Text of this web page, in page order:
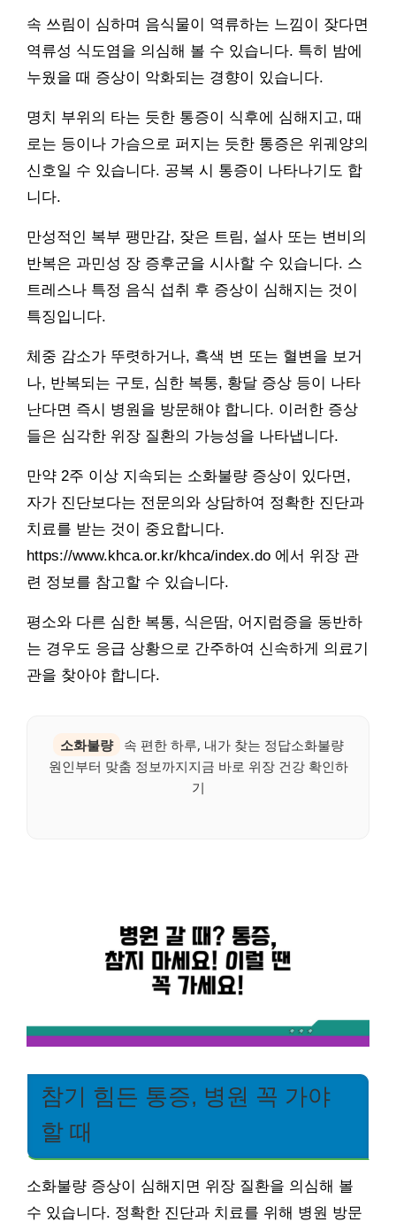
속 쓰림이 심하며 음식물이 역류하는 느낌이 잦다면
역류성 식도염을 의심해 볼 수 있습니다. 특히 밤에
누웠을 때 증상이 악화되는 경향이 있습니다.
명치 부위의 타는 듯한 통증이 식후에 심해지고, 때
로는 등이나 가슴으로 퍼지는 듯한 통증은 위궤양의
신호일 수 있습니다. 공복 시 통증이 나타나기도 합
니다.
만성적인 복부 팽만감, 잦은 트림, 설사 또는 변비의
반복은 과민성 장 증후군을 시사할 수 있습니다. 스
트레스나 특정 음식 섭취 후 증상이 심해지는 것이
특징입니다.
체중 감소가 뚜렷하거나, 흑색 변 또는 혈변을 보거
나, 반복되는 구토, 심한 복통, 황달 증상 등이 나타
난다면 즉시 병원을 방문해야 합니다. 이러한 증상
들은 심각한 위장 질환의 가능성을 나타냅니다.
만약 2주 이상 지속되는 소화불량 증상이 있다면,
자가 진단보다는 전문의와 상담하여 정확한 진단과
치료를 받는 것이 중요합니다.
https://www.khca.or.kr/khca/index.do 에서 위장 관
련 정보를 참고할 수 있습니다.
평소와 다른 심한 복통, 식은땀, 어지럼증을 동반하
는 경우도 응급 상황으로 간주하여 신속하게 의료기
관을 찾아야 합니다.
소화불량
속 편한 하루, 내가 찾는 정답소화불량
원인부터 맞춤 정보까지지금 바로 위장 건강 확인하
기
참기 힘든 통증, 병원 꼭 가야
할 때
소화불량 증상이 심해지면 위장 질환을 의심해 볼
수 있습니다. 정확한 진단과 치료를 위해 병원 방문